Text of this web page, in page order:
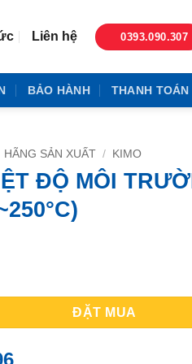
Liên hệ 0393.090.307
BẢO HÀNH THANH TOÁN
HÃNG SẢN XUẤT / KIMO
ĐỘ MÔI
KIMO SAK150 (-
ĐẶT MUA